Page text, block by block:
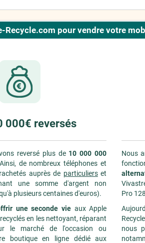
Recycle.com pour vendre votre
000€ reversés
reversé plus de 10 000 000
de nombreux téléphones et
auprès de particulierset
une somme d'argent non
plusieurs centaines d'euros).
une seconde vie aux Apple
en les nettoyant, réparant
le marché de l'occasion ou
boutique en ligne dédié aux
Nous
Pro
nous